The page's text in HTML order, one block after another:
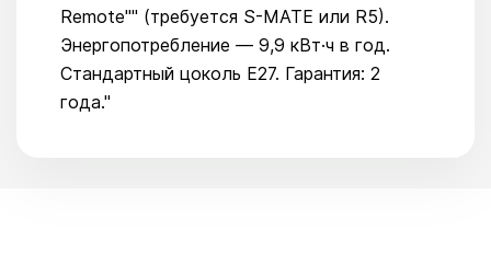
Remote"" (требуется S-MATE или R5).
Энергопотребление — 9,9 кВт·ч в год.
Стандартный цоколь E27. Гарантия: 2
года."